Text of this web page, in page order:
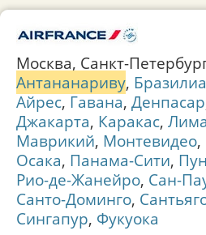
Москва, Санкт-
Антананариву, Бразилиа
Айрес, Гавана, Денпасар
Джакарта, Каракас, Лима
Маврикий, Монтевидео,
Осака, Панама-Сити,
Рио-де-Жанейро, Сан-
Санто-Доминго,
Сингапур, Фукуока